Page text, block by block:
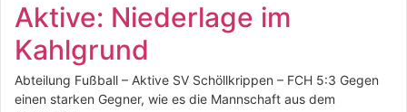
Aktive: Niederlage im
Kahlgrund
Abteilung Fußball – Aktive SV Schöllkrippen – FCH 5:3 Gegen
einen starken Gegner, wie es die Mannschaft aus dem